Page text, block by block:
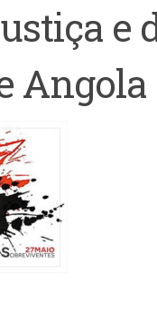
e
Angola